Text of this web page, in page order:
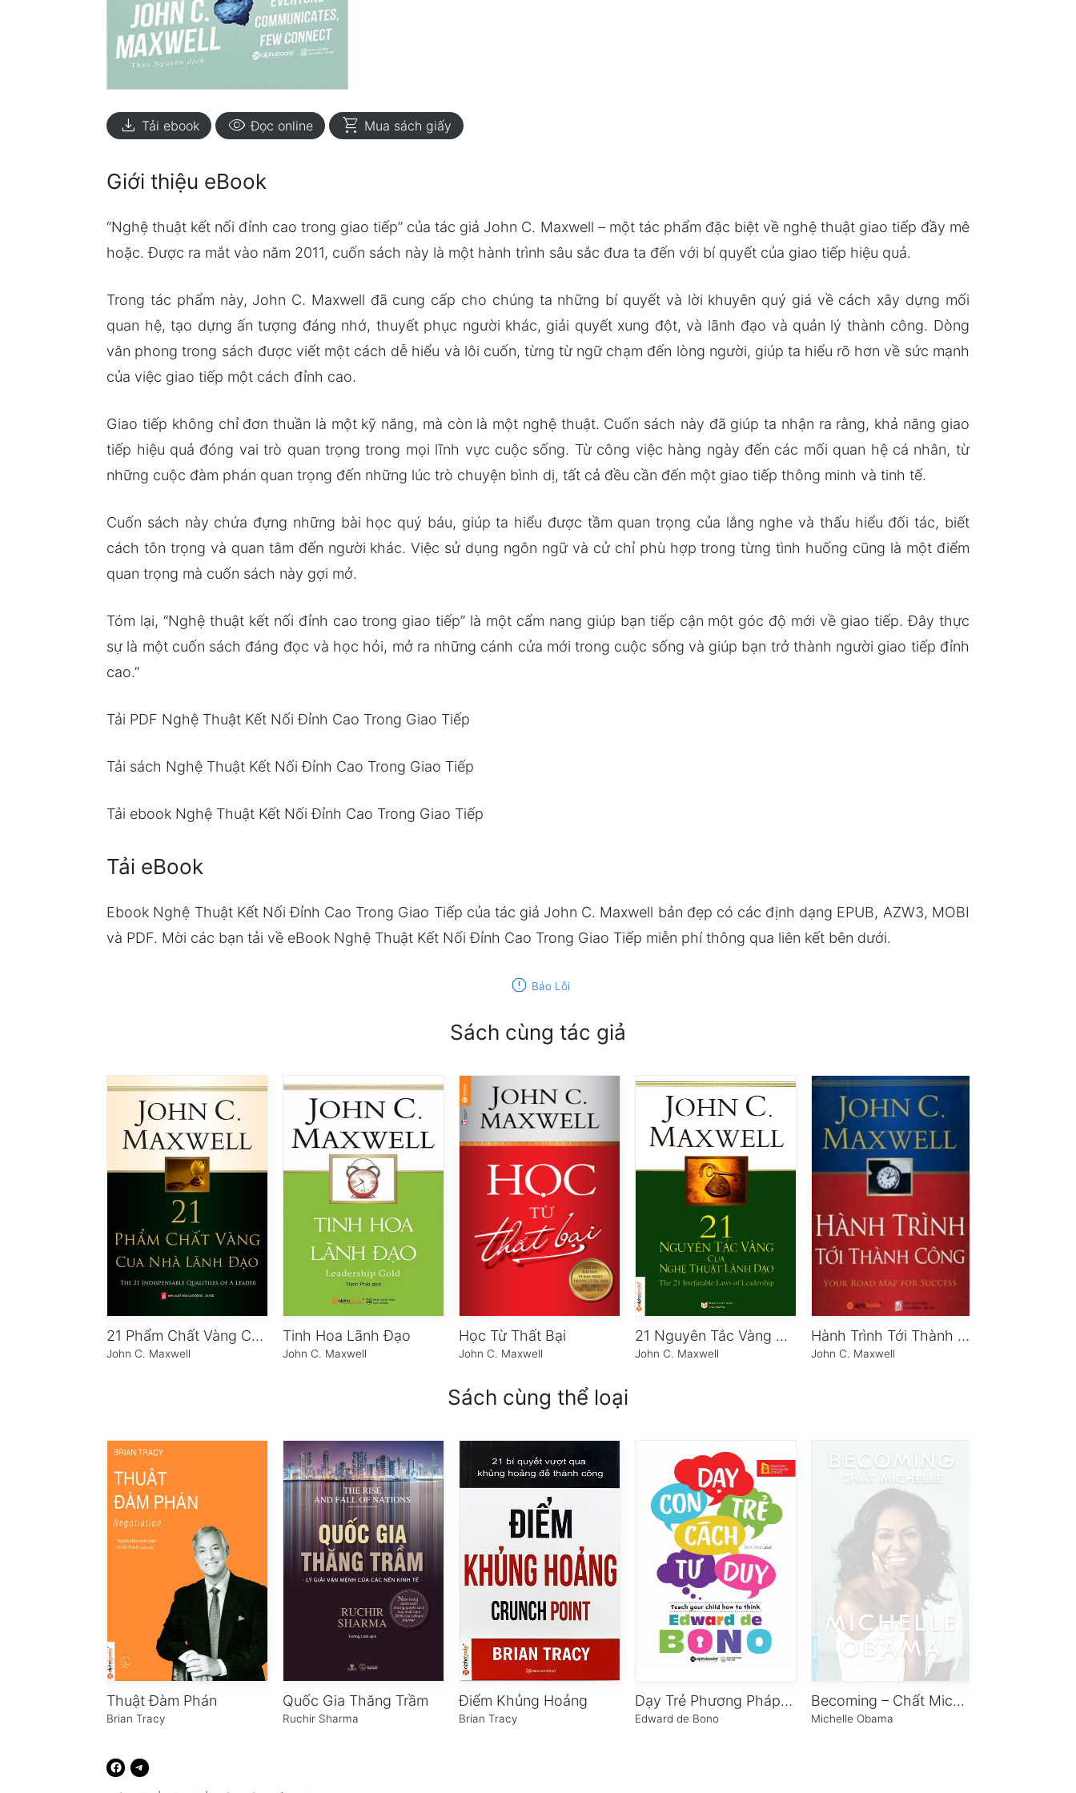
download Tải ebook visibility Đọc online shopping_cart Mua sách giấy
Giới thiệu eBook
“Nghệ thuật kết nối đỉnh cao trong giao tiếp” của tác giả John C. Maxwell – một tác phẩm đặc biệt về nghệ thuật giao tiếp đầy mê
hoặc. Được ra mắt vào năm 2011, cuốn sách này là một hành trình sâu sắc đưa ta đến với bí quyết của giao tiếp hiệu quả.
Trong tác phẩm này, John C. Maxwell đã cung cấp cho chúng ta những bí quyết và lời khuyên quý giá về cách xây dựng mối
quan hệ, tạo dựng ấn tượng đáng nhớ, thuyết phục người khác, giải quyết xung đột, và lãnh đạo và quản lý thành công. Dòng
văn phong trong sách được viết một cách dễ hiểu và lôi cuốn, từng từ ngữ chạm đến lòng người, giúp ta hiểu rõ hơn về sức mạnh
của việc giao tiếp một cách đỉnh cao.
Giao tiếp không chỉ đơn thuần là một kỹ năng, mà còn là một nghệ thuật. Cuốn sách này đã giúp ta nhận ra rằng, khả năng giao
tiếp hiệu quả đóng vai trò quan trọng trong mọi lĩnh vực cuộc sống. Từ công việc hàng ngày đến các mối quan hệ cá nhân, từ
những cuộc đàm phán quan trọng đến những lúc trò chuyện bình dị, tất cả đều cần đến một giao tiếp thông minh và tinh tế.
Cuốn sách này chứa đựng những bài học quý báu, giúp ta hiểu được tầm quan trọng của lắng nghe và thấu hiểu đối tác, biết
cách tôn trọng và quan tâm đến người khác. Việc sử dụng ngôn ngữ và cử chỉ phù hợp trong từng tình huống cũng là một điểm
quan trọng mà cuốn sách này gợi mở.
Tóm lại, “Nghệ thuật kết nối đỉnh cao trong giao tiếp” là một cẩm nang giúp bạn tiếp cận một góc độ mới về giao tiếp. Đây thực
sự là một cuốn sách đáng đọc và học hỏi, mở ra những cánh cửa mới trong cuộc sống và giúp bạn trở thành người giao tiếp đỉnh
cao.”
Tải PDF Nghệ Thuật Kết Nối Đỉnh Cao Trong Giao Tiếp
Tải sách Nghệ Thuật Kết Nối Đỉnh Cao Trong Giao Tiếp
Tải ebook Nghệ Thuật Kết Nối Đỉnh Cao Trong Giao Tiếp
Tải eBook
Ebook Nghệ Thuật Kết Nối Đỉnh Cao Trong Giao Tiếp của tác giả John C. Maxwell bản đẹp có các định dạng EPUB, AZW3, MOBI
và PDF. Mời các bạn tải về eBook Nghệ Thuật Kết Nối Đỉnh Cao Trong Giao Tiếp miễn phí thông qua liên kết bên dưới.
report Báo Lỗi
Sách cùng tác giả
21 Phẩm Chất Vàng Của Nhà Lãnh Đạo
John C. Maxwell
Tinh Hoa Lãnh Đạo
John C. Maxwell
Học Từ Thất Bại
John C. Maxwell
21 Nguyên Tắc Vàng Của Nghệ Thuật Lãnh Đạo
John C. Maxwell
Hành Trình Tới Thành Công
John C. Maxwell
Sách cùng thể loại
Thuật Đàm Phán
Brian Tracy
Quốc Gia Thăng Trầm
Ruchir Sharma
Điểm Khủng Hoảng
Brian Tracy
Dạy Trẻ Phương Pháp Tư Duy
Edward de Bono
Becoming – Chất Michelle
Michelle Obama